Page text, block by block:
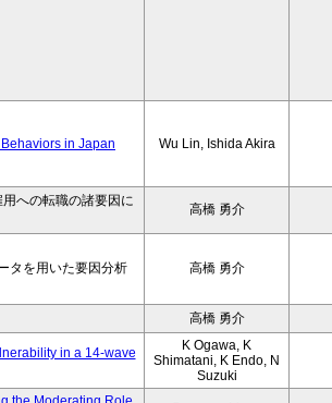
in Japan Wu Lin, Ishida Akira
への転職の諸要因に
高橋 勇介
タを用いた要因分析 高橋 勇介
高橋 勇介
in a 14-wave
K Ogawa, K
Shimatani, K Endo, N
Suzuki